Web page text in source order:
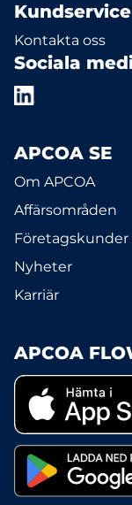
Kundservice
Kontakta oss
Sociala
APCOA SE
Om APCOA
Affärsområden
Nyheter
Karriär
APCOA